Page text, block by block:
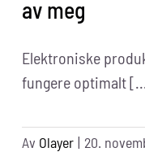
av meg
Elektroniske
fungere optimalt
Av Olayer | 20.